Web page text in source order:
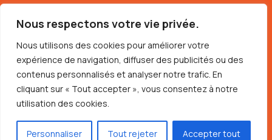
Nous respectons votre vie privée.
Nous utilisons des cookies pour améliorer votre
expérience de navigation, diffuser des publicités ou des
contenus personnalisés et analyser notre trafic. En
cliquant sur « Tout accepter », vous consentez à notre
utilisation des cookies.
Personnaliser Tout rejeter Accepter tout